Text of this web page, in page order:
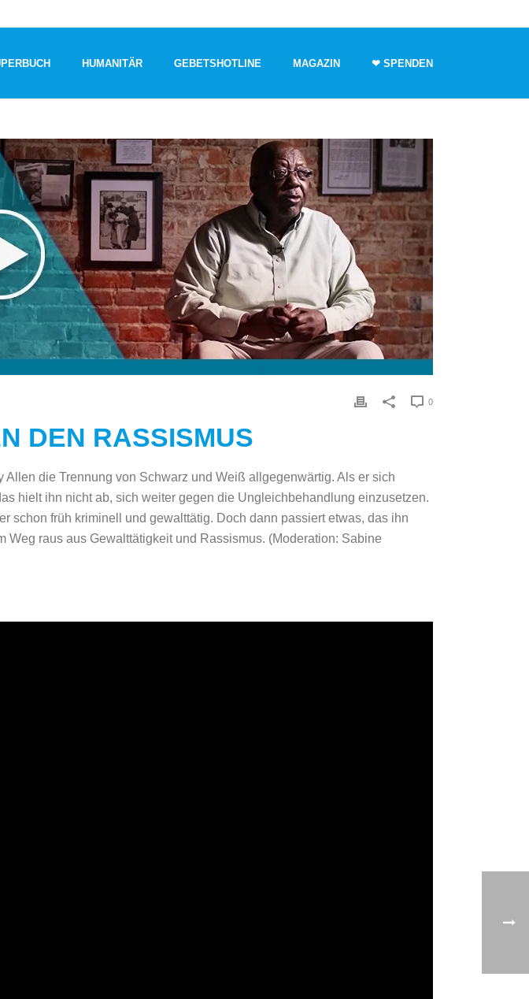
HUMANITÄR GEBETSHOTLINE MAGAZIN ❤ SPENDEN
0
DEN RASSISMUS
die Trennung von Schwarz und Weiß allgegenwärtig. Als er sich
hielt ihn nicht ab, sich weiter gegen die Ungleichbehandlung einzusetzen.
schon früh kriminell und gewalttätig. Doch dann passiert etwas, das ihn
raus aus Gewalttätigkeit und Rassismus. (Moderation: Sabine